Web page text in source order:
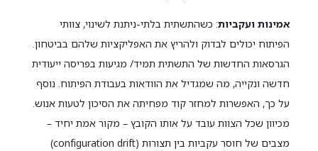
אמינות ועקביות: כשהתשתית בלתי-ניתנת לשינוי, צוותי
הפיתוח יכולים לבדוק ולהריץ את האפליקציות שלהם בביטחון.
הגרסאות החדשות של התשתית תמיד/ מגיעות בפריסה ייעודית
חדשה ונקייה, מה שמגדיל את הוודאות בעבודת הפיתוח. נוסף
על כך, האפשרות למחזר קוד מפחיתה את הסיכון לטעות אנוש.
מכיוון שכל הצוות עובד על אותו הקובץ – מקור אמת יחיד –
מצבים של חוסר עקביות בין תצורות (configuration drift)